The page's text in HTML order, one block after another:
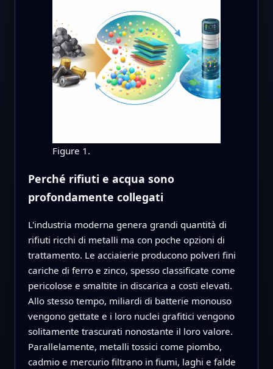
Figure 1.
Perché rifiuti e acqua sono
profondamente collegati
L'industria moderna genera grandi quantità di
rifiuti ricchi di metalli ma con poche opzioni di
trattamento. Le acciaierie producono polveri fini
cariche di ferro e zinco, spesso classificate come
pericolose e smaltite in discarica a costi elevati.
Allo stesso tempo, miliardi di batterie monouso
vengono gettate e i loro nuclei grafitici vengono
solitamente trascurati nonostante il loro valore.
Parallelamente, metalli tossici come piombo,
cadmio e mercurio filtrano in fiumi, laghi e falde